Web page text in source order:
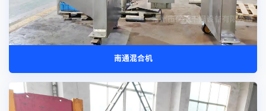
南通混合机